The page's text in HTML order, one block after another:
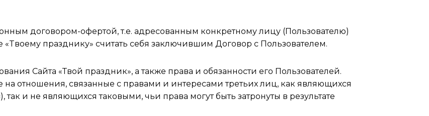
договором-офертой, т.е. адресованным конкретному лицу (Пользователю)
празднику» считать себя заключившим Договор с Пользователем.
Сайта «Твой праздник», а также права и обязанности его Пользователей.
на отношения, связанные с правами и интересами третьих лиц, как являющихся
и не являющихся таковыми, чьи права могут быть затронуты в результате